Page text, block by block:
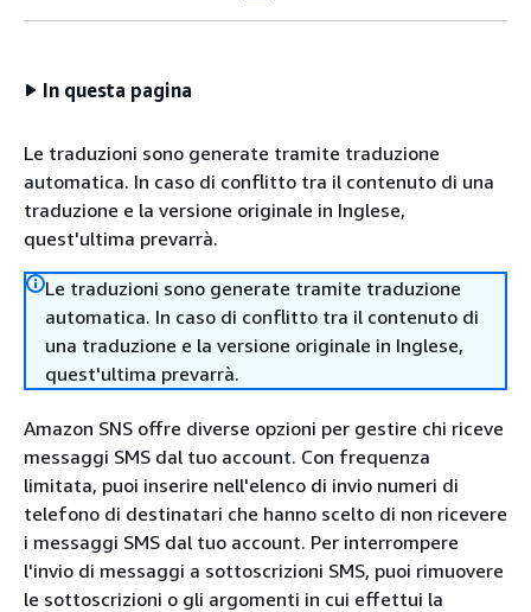
In questa pagina
Le traduzioni sono generate tramite traduzione
automatica. In caso di conflitto tra il contenuto di una
traduzione e la versione originale in Inglese,
quest'ultima prevarrà.
Le traduzioni sono generate tramite traduzione
automatica. In caso di conflitto tra il contenuto di
una traduzione e la versione originale in Inglese,
quest'ultima prevarrà.
Amazon SNS offre diverse opzioni per gestire chi riceve
messaggi SMS dal tuo account. Con frequenza
limitata, puoi inserire nell'elenco di invio numeri di
telefono di destinatari che hanno scelto di non ricevere
i messaggi SMS dal tuo account. Per interrompere
l'invio di messaggi a sottoscrizioni SMS, puoi rimuovere
le sottoscrizioni o gli argomenti in cui effettui la